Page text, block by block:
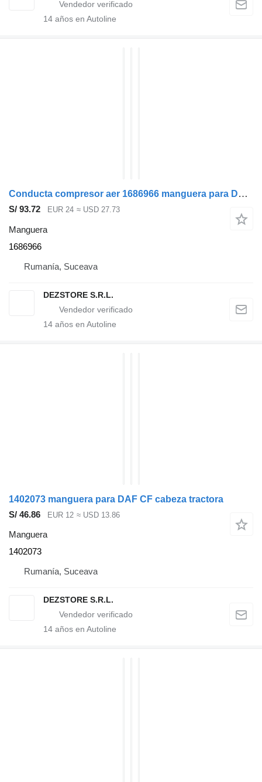
14 años en Autoline
Conducta compresor aer 1686966 manguera para DAF XF105 cabeza tractora
S/ 93.72 EUR 24 ≈ USD 27.73
Manguera
1686966
Rumanía, Suceava
DEZSTORE S.R.L.
14 años en Autoline
1402073 manguera para DAF CF cabeza tractora
S/ 46.86
EUR 12 ≈ USD 13.86
Manguera
1402073
Rumanía, Suceava
DEZSTORE S.R.L.
14 años en Autoline